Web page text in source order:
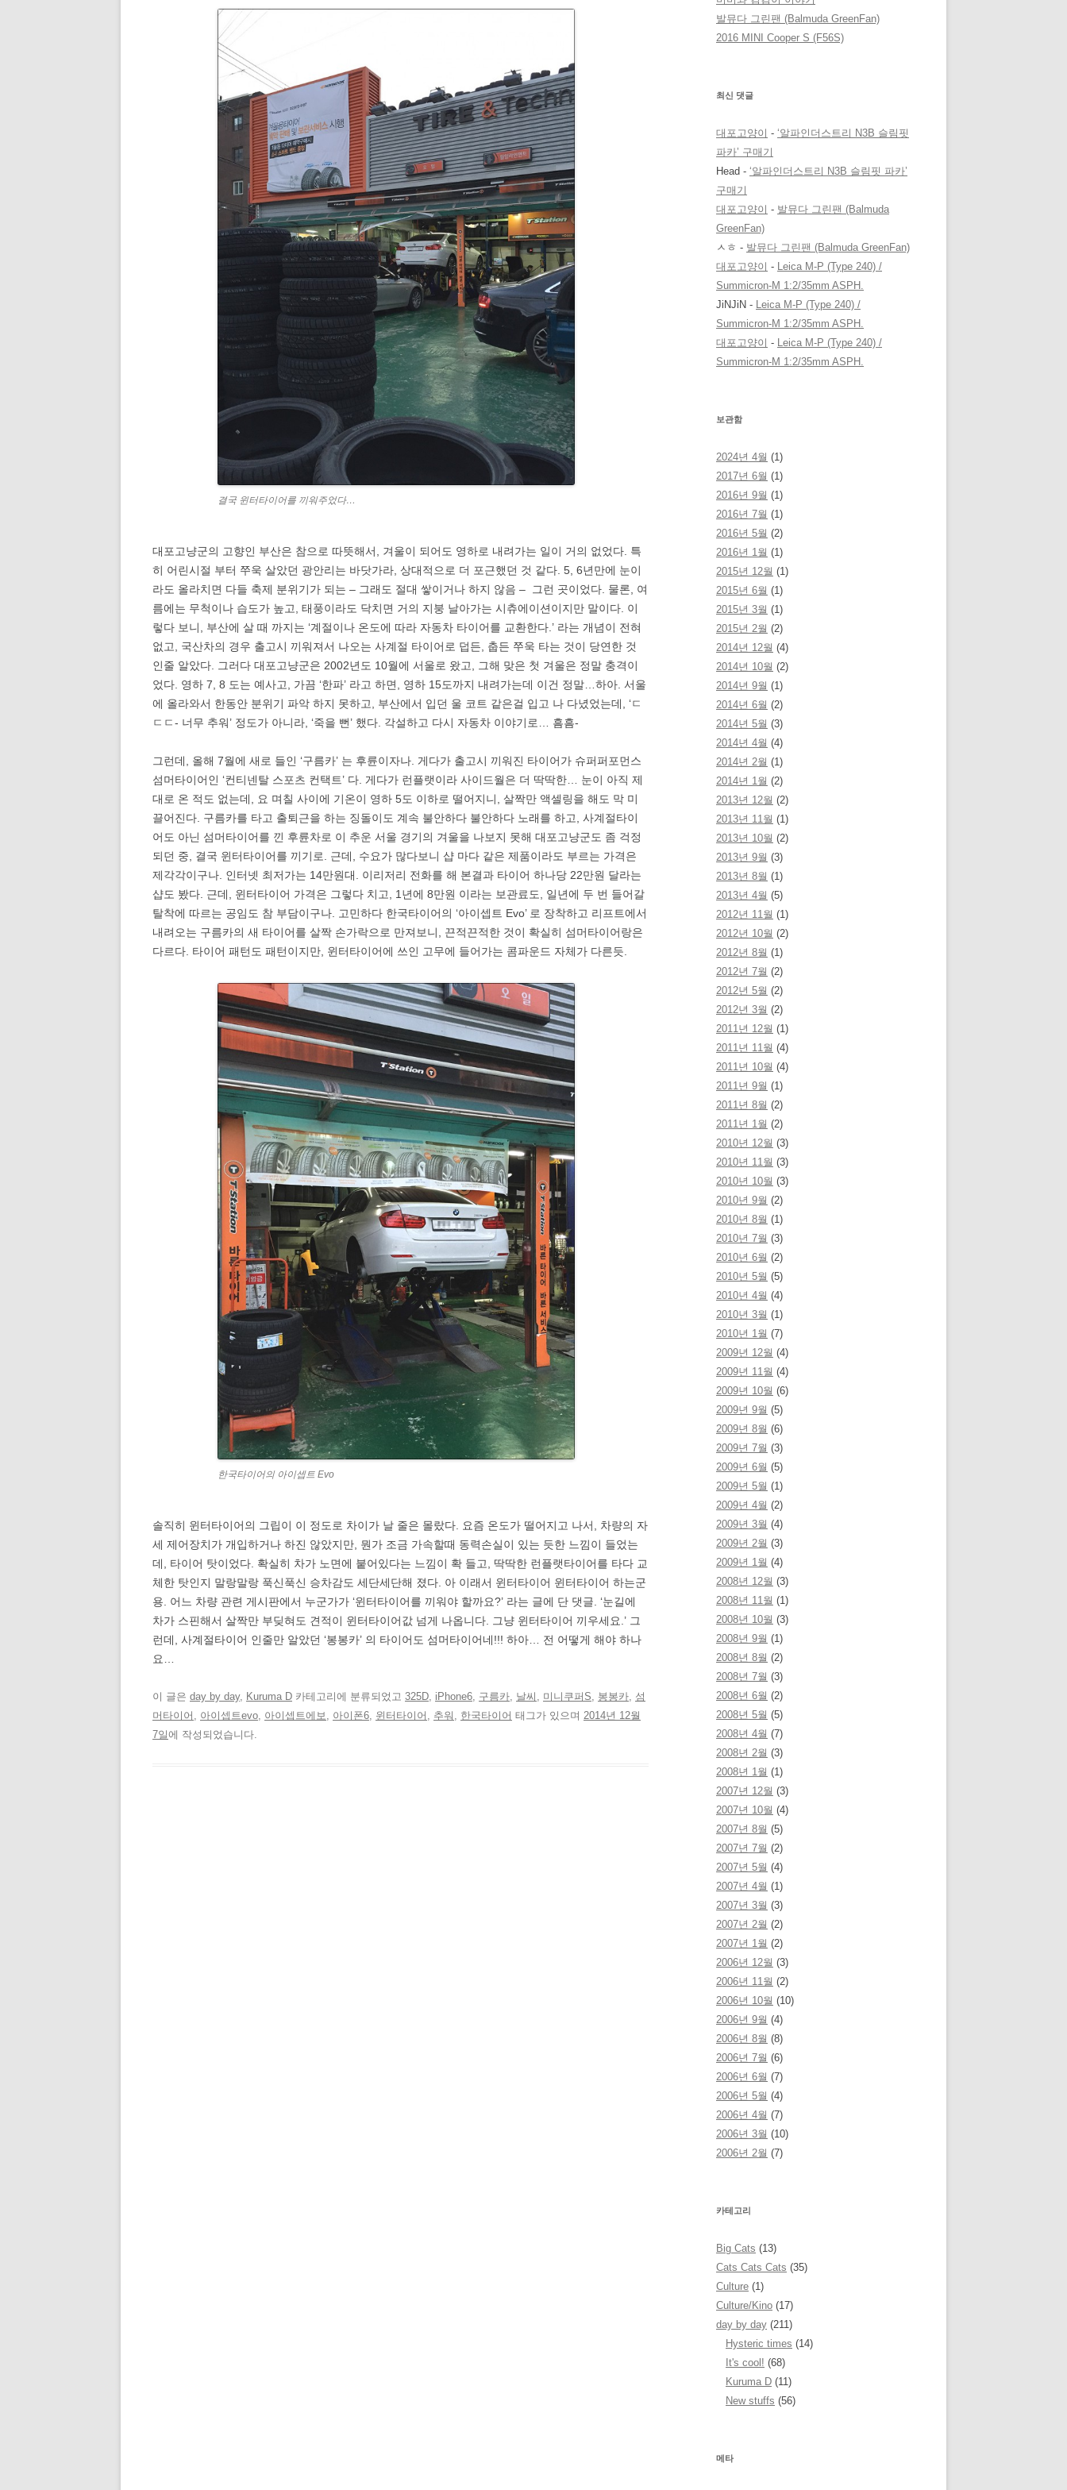
결국 윈터타이어를 끼워주었다…
대포고냥군의 고향인 부산은 참으로 따뜻해서, 겨울이 되어도 영하로 내려가는 일이 거의 없었다. 특
히 어린시절 부터 쭈욱 살았던 광안리는 바닷가라, 상대적으로 더 포근했던 것 같다. 5, 6년만에 눈이
라도 올라치면 다들 축제 분위기가 되는 – 그래도 절대 쌓이거나 하지 않음 – 그런 곳이었다. 물론, 여
름에는 무척이나 습도가 높고, 태풍이라도 닥치면 거의 지붕 날아가는 시츄에이션이지만 말이다. 이
렇다 보니, 부산에 살 때 까지는 ‘계절이나 온도에 따라 자동차 타이어를 교환한다.’ 라는 개념이 전혀
없고, 국산차의 경우 출고시 끼워져서 나오는 사계절 타이어로 덥든, 춥든 쭈욱 타는 것이 당연한 것
인줄 알았다. 그러다 대포고냥군은 2002년도 10월에 서울로 왔고, 그해 맞은 첫 겨울은 정말 충격이
었다. 영하 7, 8 도는 예사고, 가끔 ‘한파’ 라고 하면, 영하 15도까지 내려가는데 이건 정말…하아. 서울
에 올라와서 한동안 분위기 파악 하지 못하고, 부산에서 입던 울 코트 같은걸 입고 나 다녔었는데, ‘ㄷ
ㄷㄷ- 너무 추워’ 정도가 아니라, ‘죽을 뻔’ 했다. 각설하고 다시 자동차 이야기로… 흠흠-
그런데, 올해 7월에 새로 들인 ‘구름카’ 는 후륜이자나. 게다가 출고시 끼워진 타이어가 슈퍼퍼포먼스
섬머타이어인 ‘컨티넨탈 스포츠 컨택트’ 다. 게다가 런플랫이라 사이드월은 더 딱딱한… 눈이 아직 제
대로 온 적도 없는데, 요 며칠 사이에 기온이 영하 5도 이하로 떨어지니, 살짝만 액셀링을 해도 막 미
끌어진다. 구름카를 타고 출퇴근을 하는 징돌이도 계속 불안하다 불안하다 노래를 하고, 사계절타이
어도 아닌 섬머타이어를 낀 후륜차로 이 추운 서울 경기의 겨울을 나보지 못해 대포고냥군도 좀 걱정
되던 중, 결국 윈터타이어를 끼기로. 근데, 수요가 많다보니 샵 마다 같은 제품이라도 부르는 가격은
제각각이구나. 인터넷 최저가는 14만원대. 이리저리 전화를 해 본결과 타이어 하나당 22만원 달라는
샵도 봤다. 근데, 윈터타이어 가격은 그렇다 치고, 1년에 8만원 이라는 보관료도, 일년에 두 번 들어갈
탈착에 따르는 공임도 참 부담이구나. 고민하다 한국타이어의 ‘아이셉트 Evo’ 로 장착하고 리프트에서
내려오는 구름카의 새 타이어를 살짝 손가락으로 만져보니, 끈적끈적한 것이 확실히 섬머타이어랑은
다르다. 타이어 패턴도 패턴이지만, 윈터타이어에 쓰인 고무에 들어가는 콤파운드 자체가 다른듯.
한국타이어의 아이셉트 Evo
솔직히 윈터타이어의 그립이 이 정도로 차이가 날 줄은 몰랐다. 요즘 온도가 떨어지고 나서, 차량의 자
세 제어장치가 개입하거나 하진 않았지만, 뭔가 조금 가속할때 동력손실이 있는 듯한 느낌이 들었는
데, 타이어 탓이었다. 확실히 차가 노면에 붙어있다는 느낌이 확 들고, 딱딱한 런플랫타이어를 타다 교
체한 탓인지 말랑말랑 푹신푹신 승차감도 세단세단해 졌다. 아 이래서 윈터타이어 윈터타이어 하는군
용. 어느 차량 관련 게시판에서 누군가가 ‘윈터타이어를 끼워야 할까요?’ 라는 글에 단 댓글. ‘눈길에
차가 스핀해서 살짝만 부딪혀도 견적이 윈터타이어값 넘게 나옵니다. 그냥 윈터타이어 끼우세요.’ 그
런데, 사계절타이어 인줄만 알았던 ‘봉봉카’ 의 타이어도 섬머타이어네!!! 하아… 전 어떻게 해야 하나
요…
이 글은 day by day, Kuruma D 카테고리에 분류되었고 325D, iPhone6, 구름카, 날씨 , 미니쿠퍼S, 봉봉카, 섬
머타이어 , 아이셉트evo, 아이셉트에보, 아이폰6, 윈터타이어 , 추워 , 한국타이어 태그가 있으며 2014년 12월
7일에 작성되었습니다.
발뮤다 그린팬 (Balmuda GreenFan)
2016 MINI Cooper S (F56S)
최신 댓글
대포고양이 - ‘알파인더스트리 N3B 슬림핏
파카’ 구매기
Head - ‘알파인더스트리 N3B 슬림핏 파카’
구매기
대포고양이 - 발뮤다 그린팬 (Balmuda
GreenFan)
ㅅㅎ - 발뮤다 그린팬 (Balmuda GreenFan)
대포고양이 - Leica M-P (Type 240) /
Summicron-M 1:2/35mm ASPH.
JiNJiN - Leica M-P (Type 240) /
Summicron-M 1:2/35mm ASPH.
대포고양이 - Leica M-P (Type 240) /
Summicron-M 1:2/35mm ASPH.
보관함
2024년 4월 (1)
2017년 6월 (1)
2016년 9월 (1)
2016년 7월 (1)
2016년 5월 (2)
2016년 1월 (1)
2015년 12월 (1)
2015년 6월 (1)
2015년 3월 (1)
2015년 2월 (2)
2014년 12월 (4)
2014년 10월 (2)
2014년 9월 (1)
2014년 6월 (2)
2014년 5월 (3)
2014년 4월 (4)
2014년 2월 (1)
2014년 1월 (2)
2013년 12월 (2)
2013년 11월 (1)
2013년 10월 (2)
2013년 9월 (3)
2013년 8월 (1)
2013년 4월 (5)
2012년 11월 (1)
2012년 10월 (2)
2012년 8월 (1)
2012년 7월 (2)
2012년 5월 (2)
2012년 3월 (2)
2011년 12월 (1)
2011년 11월 (4)
2011년 10월 (4)
2011년 9월 (1)
2011년 8월 (2)
2011년 1월 (2)
2010년 12월 (3)
2010년 11월 (3)
2010년 10월 (3)
2010년 9월 (2)
2010년 8월 (1)
2010년 7월 (3)
2010년 6월 (2)
2010년 5월 (5)
2010년 4월 (4)
2010년 3월 (1)
2010년 1월 (7)
2009년 12월 (4)
2009년 11월 (4)
2009년 10월 (6)
2009년 9월 (5)
2009년 8월 (6)
2009년 7월 (3)
2009년 6월 (5)
2009년 5월 (1)
2009년 4월 (2)
2009년 3월 (4)
2009년 2월 (3)
2009년 1월 (4)
2008년 12월 (3)
2008년 11월 (1)
2008년 10월 (3)
2008년 9월 (1)
2008년 8월 (2)
2008년 7월 (3)
2008년 6월 (2)
2008년 5월 (5)
2008년 4월 (7)
2008년 2월 (3)
2008년 1월 (1)
2007년 12월 (3)
2007년 10월 (4)
2007년 8월 (5)
2007년 7월 (2)
2007년 5월 (4)
2007년 4월 (1)
2007년 3월 (3)
2007년 2월 (2)
2007년 1월 (2)
2006년 12월 (3)
2006년 11월 (2)
2006년 10월 (10)
2006년 9월 (4)
2006년 8월 (8)
2006년 7월 (6)
2006년 6월 (7)
2006년 5월 (4)
2006년 4월 (7)
2006년 3월 (10)
2006년 2월 (7)
카테고리
Big Cats (13)
Cats Cats Cats (35)
Culture (1)
Culture/Kino (17)
day by day (211)
Hysteric times (14)
It's cool! (68)
Kuruma D (11)
New stuffs (56)
메타